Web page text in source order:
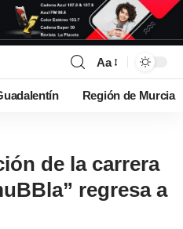
Aa
Región de Murcia
de la carrera
regresa a